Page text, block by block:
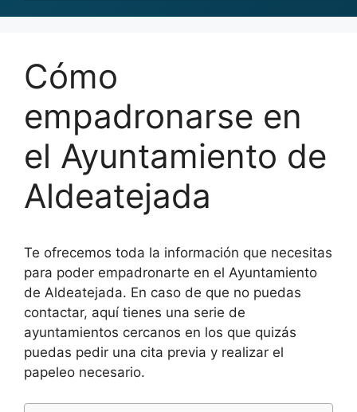
Cómo
empadronarse en
el Ayuntamiento de
Aldeatejada
Te ofrecemos toda la información que necesitas
para poder empadronarte en el Ayuntamiento
de Aldeatejada. En caso de que no puedas
contactar, aquí tienes una serie de
ayuntamientos cercanos en los que quizás
puedas pedir una cita previa y realizar el
papeleo necesario.